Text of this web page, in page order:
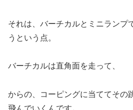
それは、バーチカルとミニランプ
うという点。
バーチカルは直角面を走って、
からの、コーピングに当ててその